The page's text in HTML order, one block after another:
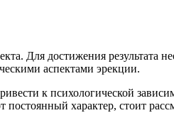
Для достижения результата
аспектами эрекции.
к психологической
характер, стоит